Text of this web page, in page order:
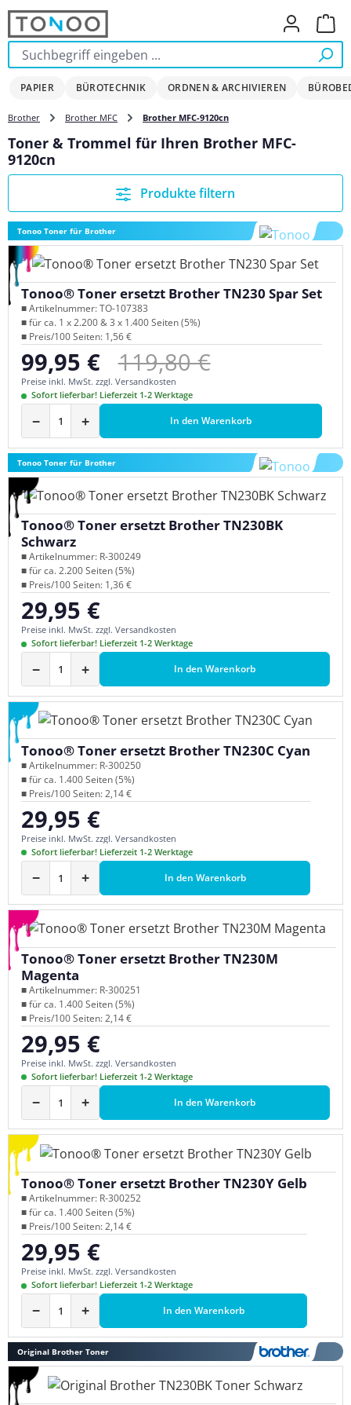
Zum Hauptinhalt springen
PAPIER BÜROTECHNIK ORDNEN & ARCHIVIEREN
Brother Brother MFC Brother MFC-9120cn
Toner & Trommel für Ihren Brother MFC-
9120cn
Produkte filtern
Tonoo Toner für Brother
Tonoo® Toner ersetzt Brother TN230 Spar Set
■ Artikelnummer: TO-107383
■ für ca. 1 x 2.200 & 3 x 1.400 Seiten (5%)
■ Preis/100 Seiten: 1,56 €
Verkaufspreis:
99,95 € Regulärer Preis:
119,80 €
Preise inkl. MwSt. zzgl. Versandkosten
Sofort lieferbar! Lieferzeit 1-2 Werktage
− + In den Warenkorb
Tonoo Toner für Brother
Tonoo® Toner ersetzt Brother TN230BK
Schwarz
■ Artikelnummer: R-300249
■ für ca. 2.200 Seiten (5%)
■ Preis/100 Seiten: 1,36 €
Regulärer Preis:
29,95 €
Preise inkl. MwSt. zzgl. Versandkosten
Sofort lieferbar! Lieferzeit 1-2 Werktage
− + In den Warenkorb
Tonoo® Toner ersetzt Brother TN230C Cyan
■ Artikelnummer: R-300250
■ für ca. 1.400 Seiten (5%)
■ Preis/100 Seiten: 2,14 €
Regulärer Preis:
29,95 €
Preise inkl. MwSt. zzgl. Versandkosten
Sofort lieferbar! Lieferzeit 1-2 Werktage
− + In den Warenkorb
Tonoo® Toner ersetzt Brother TN230M
Magenta
■ Artikelnummer: R-300251
■ für ca. 1.400 Seiten (5%)
■ Preis/100 Seiten: 2,14 €
Regulärer Preis:
29,95 €
Preise inkl. MwSt. zzgl. Versandkosten
Sofort lieferbar! Lieferzeit 1-2 Werktage
− + In den Warenkorb
Tonoo® Toner ersetzt Brother TN230Y Gelb
■ Artikelnummer: R-300252
■ für ca. 1.400 Seiten (5%)
■ Preis/100 Seiten: 2,14 €
Regulärer Preis:
29,95 €
Preise inkl. MwSt. zzgl. Versandkosten
Sofort lieferbar! Lieferzeit 1-2 Werktage
− + In den Warenkorb
Original Brother Toner